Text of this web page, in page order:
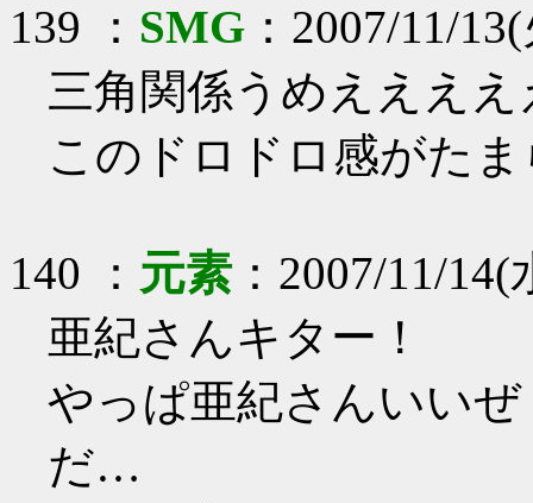
139 ： SMG ： 2007/11/
三角関係うめえええ
このドロドロ感がた
140 ： 元素： 2007/11/14(
亜紀さんキター！
やっぱ亜紀さんいい
だ…